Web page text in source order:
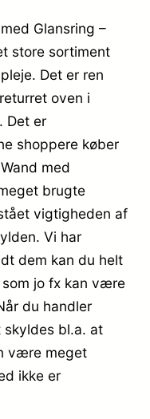
Glansring –
store sortiment
Det er ren
oven i
Det er
shoppere køber
med
brugte
vigtigheden af
Vi har
dem kan du helt
jo fx kan være
du handler
skyldes bl.a. at
være meget
ikke er